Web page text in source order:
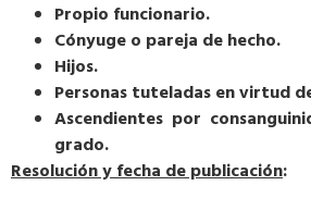
Propio funcionario.
Cónyuge o pareja de hecho.
Hijos.
Personas tuteladas en virtud
Ascendientes por
grado.
Resolución y fecha de publicación: